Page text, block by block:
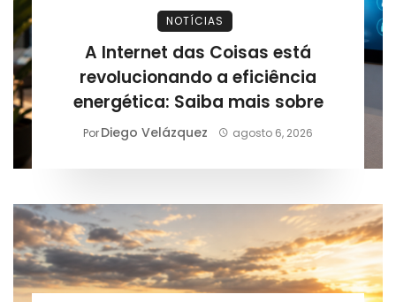
NOTÍCIAS
A Internet das Coisas está
revolucionando a eficiência
energética: Saiba mais sobre
PorDiego Velázquez agosto 6, 2026